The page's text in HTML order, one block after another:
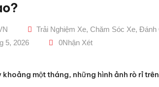
Trải Nghiệm Xe, Chăm Sóc Xe, Đánh
5, 2026
0Nhận Xét
khoảng một tháng, những hình ảnh rò rỉ